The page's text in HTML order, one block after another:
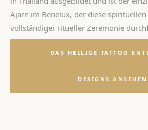
Ajarn im Benelux, der diese
vollständiger ritueller Zeremonie
DAS HEILIGE TATTOO
DESIGNS ANSEHEN